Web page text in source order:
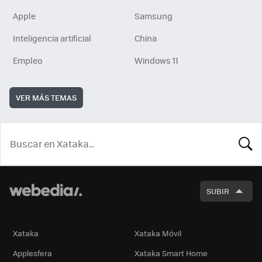
Apple
Samsung
Inteligencia artificial
China
Empleo
Windows 11
VER MÁS TEMAS
SUBIR
Xataka
Xataka Móvil
Applesfera
Xataka Smart Home